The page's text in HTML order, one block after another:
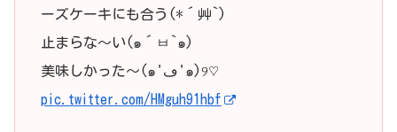
ーズケーキにも合う(*´艸`)
止まらな〜い(๑´ㅂ`๑)
美味しかった〜(๑'ڡ'๑)୨♡
pic.twitter.com/HMguh91hbf